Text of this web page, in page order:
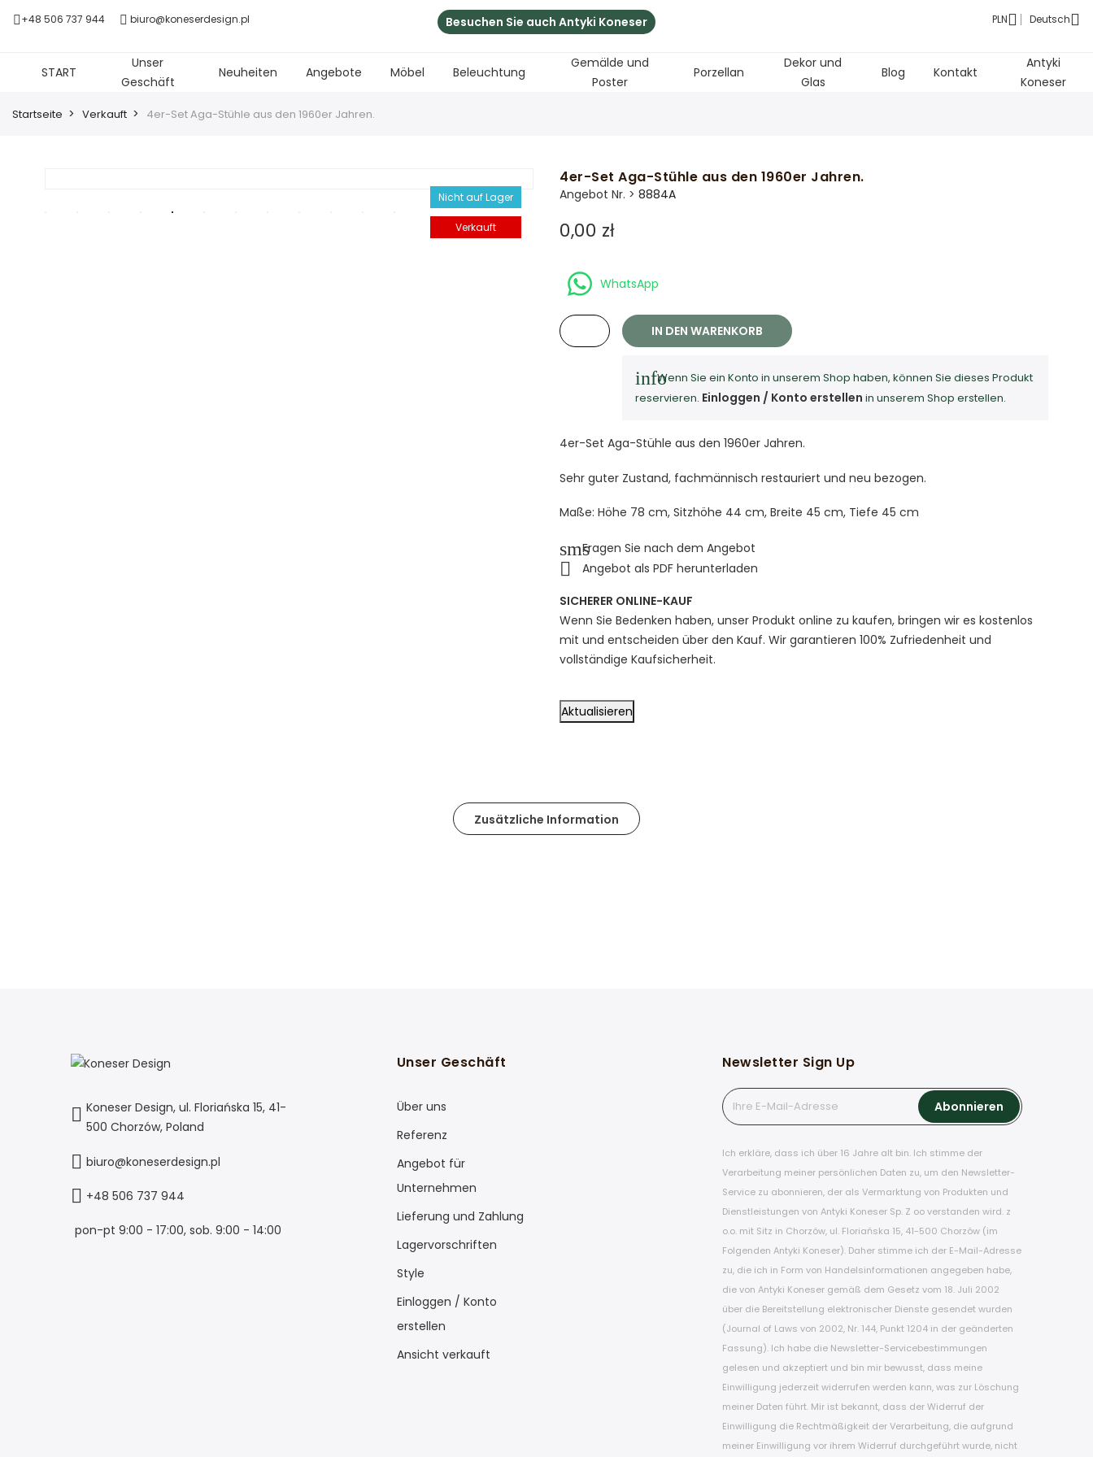
+48 506 737 944 biuro@koneserdesign.pl Besuchen Sie auch Antyki Koneser PLN Deutsch
START
Unser
Geschäft
Neuheiten Angebote Möbel Beleuchtung
Gemälde und
Poster
Porzellan
Dekor und
Glas
Blog Kontakt
Antyki
Koneser
Startseite Verkauft 4er-Set Aga-Stühle aus den 1960er Jahren.
Nicht auf Lager
Verkauft
4er-Set Aga-Stühle aus den 1960er Jahren.
Angebot Nr. > 8884A
0,00 zł
WhatsApp
IN DEN WARENKORB
infoWenn Sie ein Konto in unserem Shop haben, können Sie dieses Produkt
reservieren. Einloggen / Konto erstellen in unserem Shop erstellen.
4er-Set Aga-Stühle aus den 1960er Jahren.
Sehr guter Zustand, fachmännisch restauriert und neu bezogen.
Maße: Höhe 78 cm, Sitzhöhe 44 cm, Breite 45 cm, Tiefe 45 cm
smsFragen Sie nach dem Angebot
 Angebot als PDF herunterladen
SICHERER ONLINE-KAUF
Wenn Sie Bedenken haben, unser Produkt online zu kaufen, bringen wir es kostenlos
mit und entscheiden über den Kauf. Wir garantieren 100% Zufriedenheit und
vollständige Kaufsicherheit.
Zusätzliche Information
Koneser Design, ul. Floriańska 15, 41-
500 Chorzów, Poland
biuro@koneserdesign.pl
+48 506 737 944
pon-pt 9:00 - 17:00, sob. 9:00 - 14:00
Unser Geschäft
Über uns
Referenz
Angebot für
Unternehmen
Lieferung und Zahlung
Lagervorschriften
Style
Einloggen / Konto
erstellen
Ansicht verkauft
Newsletter Sign Up
Ich erkläre, dass ich über 16 Jahre alt bin. Ich stimme der
Verarbeitung meiner persönlichen Daten zu, um den Newsletter-
Service zu abonnieren, der als Vermarktung von Produkten und
Dienstleistungen von Antyki Koneser Sp. Z oo verstanden wird. z
o.o. mit Sitz in Chorzów, ul. Floriańska 15, 41-500 Chorzów (im
Folgenden Antyki Koneser). Daher stimme ich der E-Mail-Adresse
zu, die ich in Form von Handelsinformationen angegeben habe,
die von Antyki Koneser gemäß dem Gesetz vom 18. Juli 2002
über die Bereitstellung elektronischer Dienste gesendet wurden
(Journal of Laws von 2002, Nr. 144, Punkt 1204 in der geänderten
Fassung). Ich habe die Newsletter-Servicebestimmungen
gelesen und akzeptiert und bin mir bewusst, dass meine
Einwilligung jederzeit widerrufen werden kann, was zur Löschung
meiner Daten führt. Mir ist bekannt, dass der Widerruf der
Einwilligung die Rechtmäßigkeit der Verarbeitung, die aufgrund
meiner Einwilligung vor ihrem Widerruf durchgeführt wurde, nicht